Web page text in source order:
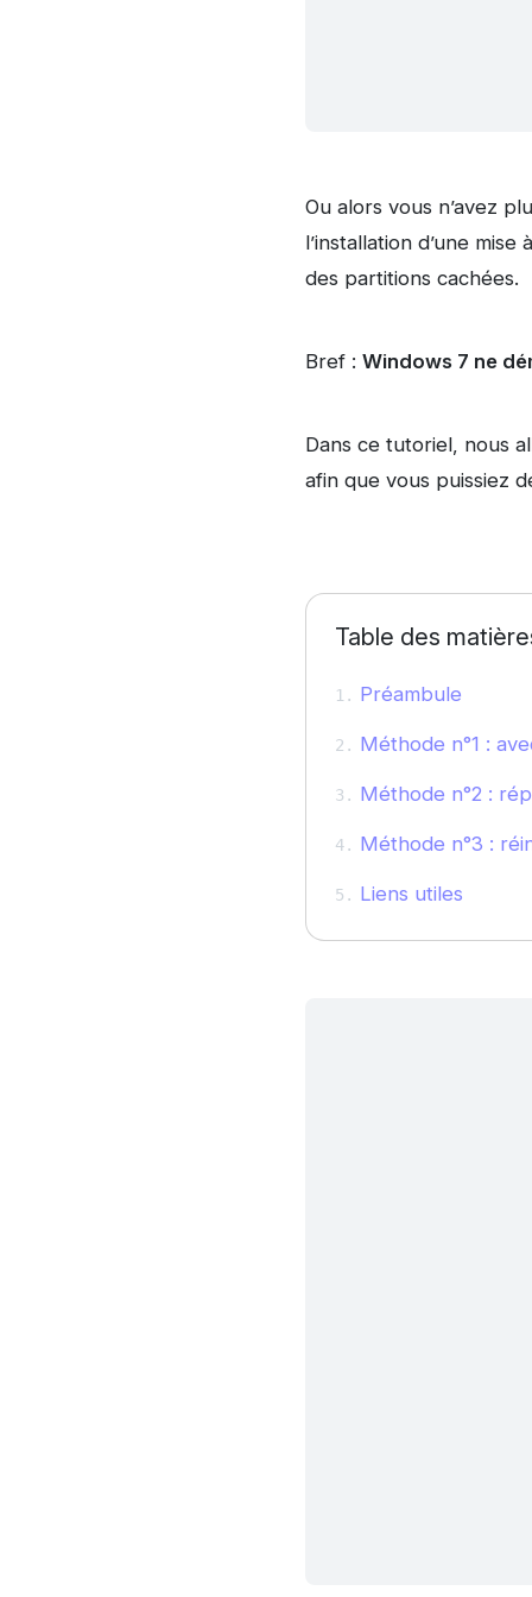
Ou alors vous n’avez
l’installation d’une
des partitions cachées.
Bref : Windows 7 ne
Dans ce tutoriel, nous
afin que vous puissiez
Table des
Préambule
Méthode n°1 :
Méthode n°2 :
Méthode n°3 :
Liens utiles